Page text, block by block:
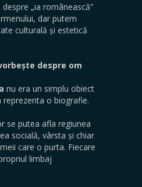
„ia românească”
dar putem
culturală și estetică
despre om
nu era un simplu obiect
reprezenta o biografie.
se putea afla regiunea
socială, vârsta și chiar
care o purta. Fiecare
limbaj